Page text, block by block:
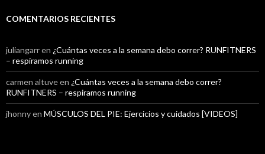
COMENTARIOS RECIENTES
juliangarren ¿Cuántas veces a la semana debo correr? RUNFITNERS
– respiramos running
carmen altuveen ¿Cuántas veces a la semana debo correr?
RUNFITNERS – respiramos running
jhonnyen MÚSCULOS DEL PIE: Ejercicios y cuidados [VIDEOS]